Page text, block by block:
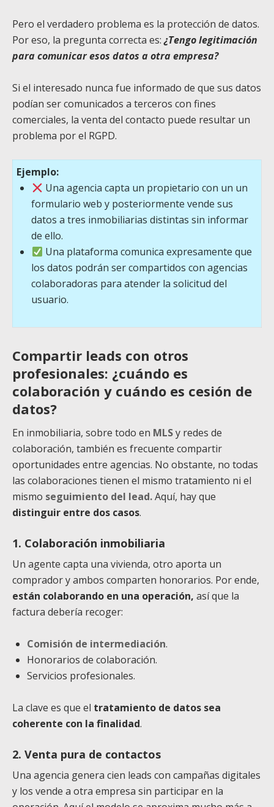
Pero el verdadero problema es la protección de datos.
Por eso, la pregunta correcta es:¿Tengo legitimación
para comunicar esos datos a otra empresa?
Si el interesado nunca fue informado de que sus datos
podían ser comunicados a terceros con fines
comerciales, la venta del contacto puede resultar un
problema por el RGPD.
Ejemplo:
Una agencia capta un propietario con un un
formulario web y posteriormente vende sus
datos a tres inmobiliarias distintas sin informar
de ello.
Una plataforma comunica expresamente que
los datos podrán ser compartidos con agencias
colaboradoras para atender la solicitud del
usuario.
Compartir leads con otros
profesionales: ¿cuándo es
colaboración y cuándo es cesión de
datos?
En inmobiliaria, sobre todo en MLSy redes de
colaboración, también es frecuente compartir
oportunidades entre agencias. No obstante, no todas
las colaboraciones tienen el mismo tratamiento ni el
mismo seguimiento del lead.Aquí, hay que
distinguir entre dos casos.
1. Colaboración inmobiliaria
Un agente capta una vivienda, otro aporta un
comprador y ambos comparten honorarios. Por ende,
están colaborando en una operación, así que la
factura debería recoger:
Comisión de intermediación.
Honorarios de colaboración.
Servicios profesionales.
La clave es que el tratamiento de datos sea
coherente con la finalidad.
2. Venta pura de contactos
Una agencia genera cien leads con campañas digitales
y los vende a otra empresa sin participar en la